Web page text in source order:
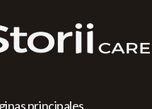
principales